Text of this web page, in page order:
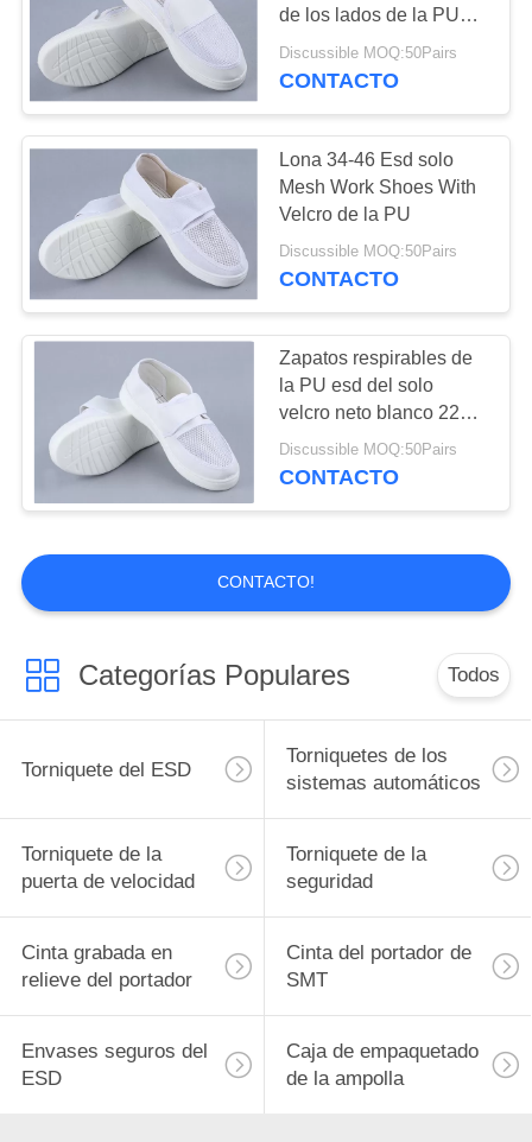
de los lados de la PU
tres de 220m m
Discussible MOQ:50Pairs
CONTACTO
Lona 34-46 Esd solo
Mesh Work Shoes With
Velcro de la PU
Discussible MOQ:50Pairs
CONTACTO
Zapatos respirables de
la PU esd del solo
velcro neto blanco 220m
m
Discussible MOQ:50Pairs
CONTACTO
CONTACTO!
Categorías Populares Todos
Torniquete del ESD
Torniquetes de los
sistemas automáticos
Torniquete de la
puerta de velocidad
Torniquete de la
seguridad
Cinta grabada en
relieve del portador
Cinta del portador de
SMT
Envases seguros del
ESD
Caja de empaquetado
de la ampolla